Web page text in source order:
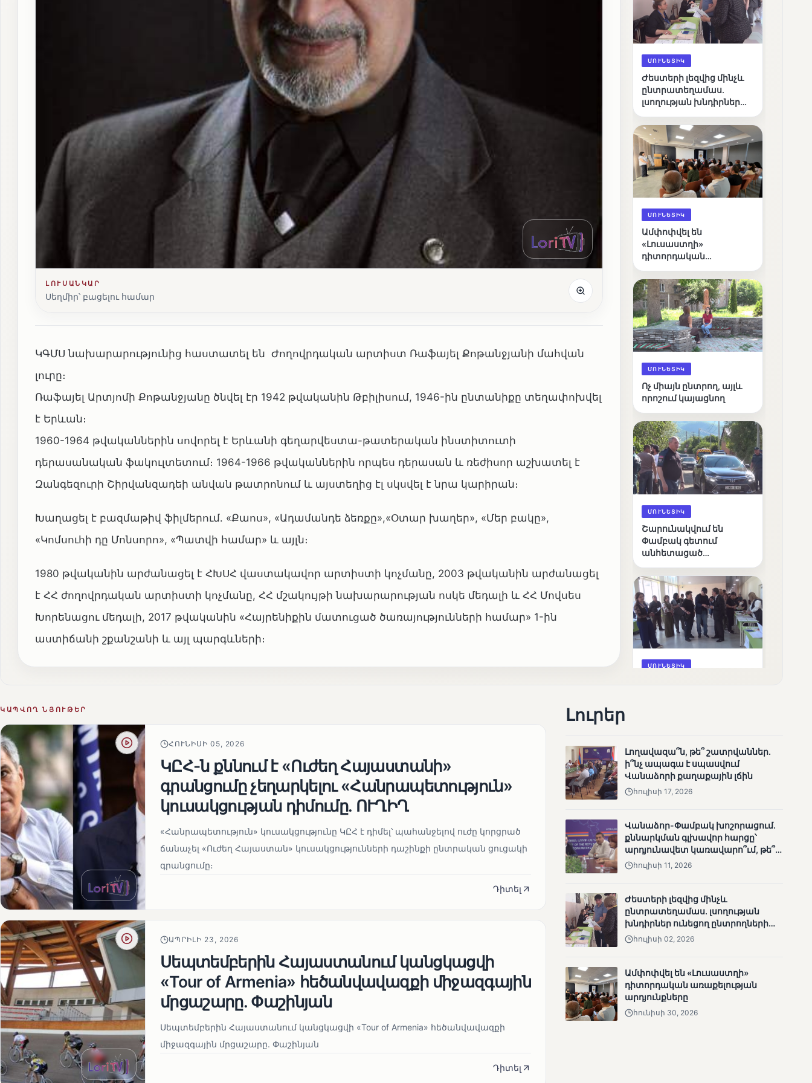
ԼՈՒՍԱՆԿԱՐ
Սեղմիր՝ բացելու համար
ԿԳՄՍ նախարարությունից հաստատել են Ժողովրդական արտիստ Ռաֆայել Քոթանջյանի մահվան
լուրը։
Ռաֆայել Արտյոմի Քոթանջյանը ծնվել էր 1942 թվականին Թբիլիսում, 1946-ին ընտանիքը տեղափոխվել
է Երևան։
1960-1964 թվականներին սովորել է Երևանի գեղարվեստա-թատերական ինստիտուտի
դերասանական ֆակուլտետում։ 1964-1966 թվականներին որպես դերասան և ռեժիսոր աշխատել է
Զանգեզուրի Շիրվանզադեի անվան թատրոնում և այստեղից էլ սկսվել է նրա կարիրան։
Խաղացել է բազմաթիվ ֆիլմերում․ «Քաոս», «Ադամանդե ձեռքը»,«Օտար խաղեր», «Մեր բակը»,
«Կոմսուհի դը Մոնսորո», «Պատվի համար» և այլն։
1980 թվականին արժանացել է ՀԽՍՀ վաստակավոր արտիստի կոչմանը, 2003 թվականին արժանացել
է ՀՀ ժողովրդական արտիստի կոչմանը, ՀՀ մշակույթի նախարարության ոսկե մեդալի և ՀՀ Մովսես
Խորենացու մեդալի, 2017 թվականին «Հայրենիքին մատուցած ծառայությունների համար» 1-ին
աստիճանի շքանշանի և այլ պարգևների։
ՄՈՒՆԵՏԻԿ
Ժեստերի լեզվից մինչև
ընտրատեղամաս.
լսողության խնդիրներ
ճանապարհը
ՄՈՒՆԵՏԻԿ
Ամփոփվել են
«Լուսաստղի»
դիտորդական
արդյունքները
ՄՈՒՆԵՏԻԿ
Ոչ միայն ընտրող, այլև
որոշում կայացնող
ՄՈՒՆԵՏԻԿ
Շարունակվում են
Փամբակ գետում
անհետացած
որոնողական
աշխատանքները
ՄՈՒՆԵՏԻԿ
արդյունքները
ՄՈՒՆԵՏԻԿ
Մատչելի
ընտրություններ.
ձեռքբերումներ և
ՄՈՒՆԵՏԻԿ
Ամփոփվել են 2005
արդյունքները
ԿԱՊՎՈՂ ՆՅՈՒԹԵՐ
ՀՈՒՆԻՍԻ 05, 2026
ԿԸՀ-ն քննում է «Ուժեղ Հայաստանի»
գրանցումը չեղարկելու «Հանրապետություն»
կուսակցության դիմումը. ՈՒՂԻՂ
«Հանրապետություն» կուսակցությունը ԿԸՀ է դիմել՝ պահանջելով ուժը կորցրած
ճանաչել «Ուժեղ Հայաստան» կուսակցությունների դաշինքի ընտրական ցուցակի
գրանցումը։
Դիտել
ԱՊՐԻԼԻ 23, 2026
Սեպտեմբերին Հայաստանում կանցկացվի
«Tour of Armenia» հեծանվավազքի միջազգային
մրցաշարը. Փաշինյան
Սեպտեմբերին Հայաստանում կանցկացվի «Tour of Armenia» հեծանվավազքի
միջազգային մրցաշարը. Փաշինյան
Դիտել
Լուրեր
Լողավազա՞ն, թե՞ շատրվաններ.
ի՞նչ ապագա է սպասվում
Վանաձորի քաղաքային լճին
հուլիսի 17, 2026
Վանաձոր-Փամբակ խոշորացում.
քննարկման գլխավոր հարցը՝
արդյունավետ կառավարո՞ւմ, թե՞
քաղաքական նպատակ
հուլիսի 11, 2026
Ժեստերի լեզվից մինչև
ընտրատեղամաս. լսողության
խնդիրներ ունեցող ընտրողների
ճանապարհը
հուլիսի 02, 2026
Ամփոփվել են «Լուսաստղի»
դիտորդական առաքելության
արդյունքները
հունիսի 30, 2026